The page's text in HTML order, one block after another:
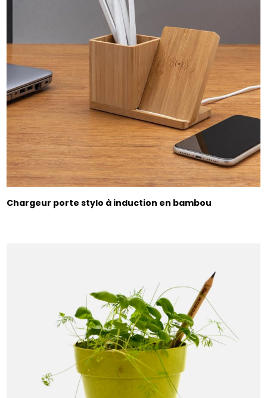
Chargeur porte stylo à induction en bambou